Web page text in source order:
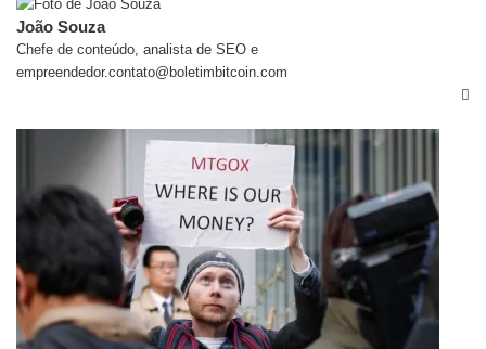
João Souza
Chefe de conteúdo, analista de SEO e
empreendedor.contato@boletimbitcoin.com